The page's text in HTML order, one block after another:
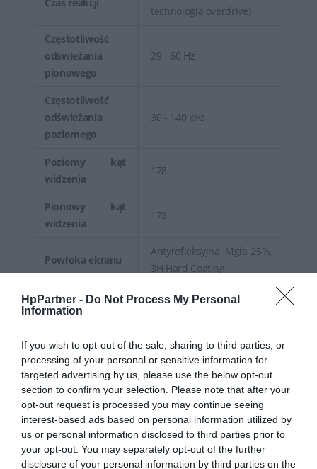
HpPartner - Do Not Process My Personal
Information
If you wish to opt-out of the sale, sharing to third parties, or
processing of your personal or sensitive information for
targeted advertising by us, please use the below opt-out
section to confirm your selection. Please note that after your
opt-out request is processed you may continue seeing
interest-based ads based on personal information utilized by
us or personal information disclosed to third parties prior to
your opt-out. You may separately opt-out of the further
disclosure of your personal information by third parties on the
technologią overdrive)
Częstotliwość
odświeżania
pionowego
29 - 60 Hz
Częstotliwość
odświeżania
poziomego
30 - 140 kHz
Poziomy kąt
widzenia
178
Pionowy kąt
widzenia
178
Powłoka ekranu
Antyrefleksyjna, Mgła 25%,
3H Hard Coating
Technologia
podświetlenia
Podświetlane krawędzie
Charakterystyka
Mikro krawędź z 4 stron,
technologia Flicker Free,
technologia Low Blue
Light, HP Eye Ease, Głębia
Kolorów 10-bit (8-bit +
FRC), VESA DisplayHDR
400, Color Calibrated,
kalibracja Pantone,